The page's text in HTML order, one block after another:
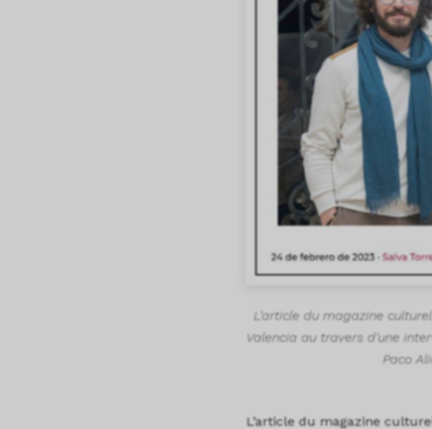
L’article du magazine
Valencia au travers d'une
Paco
L’article du magazine